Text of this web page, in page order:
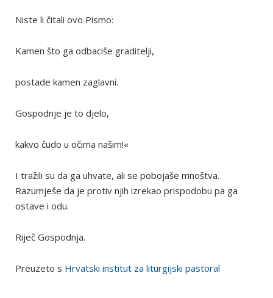
Niste li čitali ovo Pismo:
Kamen što ga odbaciše graditelji,
postade kamen zaglavni.
Gospodnje je to djelo,
kakvo čudo u očima našim!«
I tražili su da ga uhvate, ali se pobojaše mnoštva.
Razumješe da je protiv njih izrekao prispodobu pa ga
ostave i odu.
Riječ Gospodnja.
Preuzeto s Hrvatski institut za liturgijski pastoral